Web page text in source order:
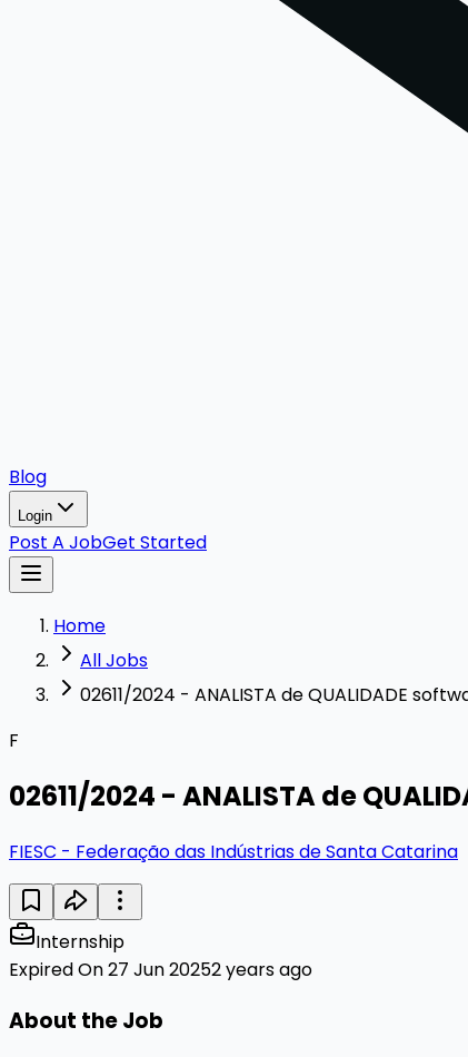
Blog
Login
Post A JobGet Started
Home
All Jobs
02611/2024 - ANALISTA de QUALIDADE
F
02611/2024 - ANALISTA de
FIESC - Federação das Indústrias de Santa Catarina
Internship
Expired On 27 Jun 20252 years ago
About the Job